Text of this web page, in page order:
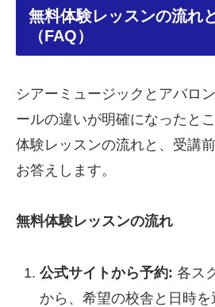
無料体験レッスンの流れ
（FAQ）
シアーミュージックとアバロ
ールの違いが明確になったと
体験レッスンの流れと、受講
お答えします。
無料体験レッスンの流れ
公式サイトから予約: 各ス
から、希望の校舎と日時